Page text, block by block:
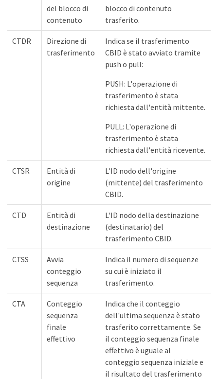
del blocco di
contenuto
blocco di contenuto
trasferito.
CTDR
Direzione di
trasferimento
Indica se il trasferimento
CBID è stato avviato tramite
push o pull:
PUSH: L'operazione di
trasferimento è stata
richiesta dall'entità mittente.
PULL: L'operazione di
trasferimento è stata
richiesta dall'entità ricevente.
CTSR
Entità di
origine
L'ID nodo dell'origine
(mittente) del trasferimento
CBID.
CTD
Entità di
destinazione
L'ID nodo della destinazione
(destinatario) del
trasferimento CBID.
CTSS
Avvia
conteggio
sequenza
Indica il numero di sequenze
su cui è iniziato il
trasferimento.
CTA
Conteggio
sequenza
finale
effettivo
Indica che il conteggio
dell'ultima sequenza è stato
trasferito correttamente. Se
il conteggio sequenza finale
effettivo è uguale al
conteggio sequenza iniziale e
il risultato del trasferimento